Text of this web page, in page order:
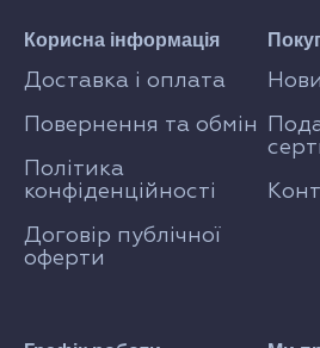
Корисна інформація
Доставка і оплата
Повернення та обмін
Політика
конфіденційності
Договір публічної
оферти